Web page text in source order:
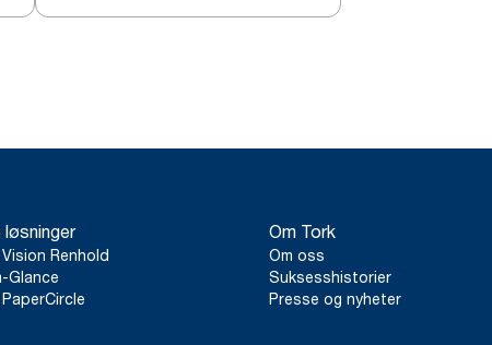
løsninger
Renhold
Glance
Om Tork
Om oss
Suksesshistorier
Presse og nyheter